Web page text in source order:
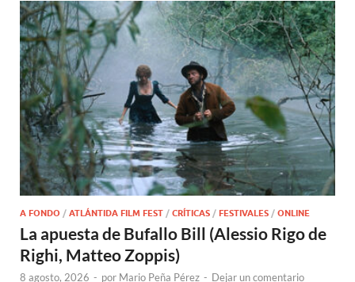
A FONDO / ATLÁNTIDA FILM FEST / CRÍTICAS / FESTIVALES / ONLINE
La apuesta de Bufallo Bill (Alessio Rigo de
Righi, Matteo Zoppis)
8 agosto, 2026 - por Mario Peña Pérez - Dejar un comentario